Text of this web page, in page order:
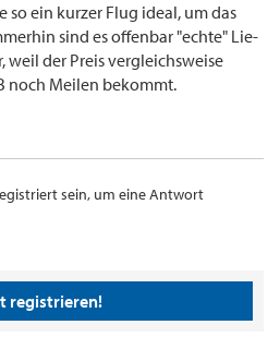
ein kurzer Flug ideal, um das
sind es offenbar "echte" Lie-
weil der Preis vergleichsweise
noch Meilen bekommt.
sein, um eine Antwort
registrieren!